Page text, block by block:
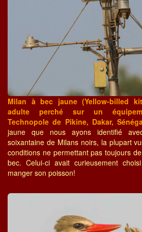
Milan à bec jaune (Yellow-billed
adulte perché sur un
Technopole de Pikine, Dakar,
jaune que nous ayons identifié
soixantaine de Milans noirs, la plupart
conditions ne permettant pas toujours
bec. Celui-ci avait curieusement
manger son poisson!